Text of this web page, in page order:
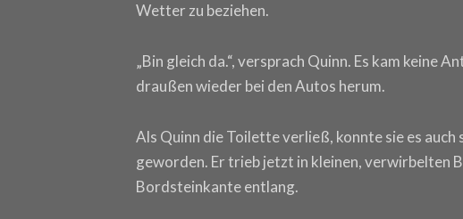
Wetter zu beziehen.
„Bin gleich da.“, versprach Quinn. Es kam keine
draußen wieder bei den Autos herum.
Als Quinn die Toilette verließ, konnte sie es
geworden. Er trieb jetzt in kleinen, verwirbelten
Bordsteinkante entlang.